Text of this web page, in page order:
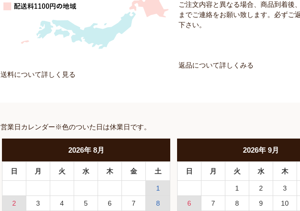
送料について詳しく見る
ご注文内容と異なる場合、商品到着後
までご連絡をお願い致します。必ずご
下さい。
返品について詳しくみる
営業日カレンダー※色のついた日は休業日です。
2026年 8月
日 月 火 水 木 金 土
1
2
3 4 5 6 7 8
2026年9月
日 月 火 水 木
1 2
3
6
7 8 9 10